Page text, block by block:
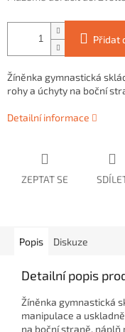
Přidat
Žíněnka gymnastická
rohy a úchyty na boční
Detailní informace
ZEPTAT SE
Popis Diskuze
Detailní popis
Žíněnka gymnastická
manipulace a
na boční straně,